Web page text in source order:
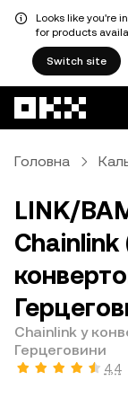
Looks like you're
for products
Switch site
Головна
LINK/
Chainlink
Chainlink у
Герцеговини
4,4